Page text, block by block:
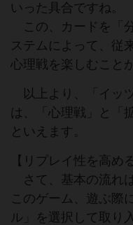
いった具合ですね。
この、カードを「
ステムによって、従
心理戦を楽しむこと
以上より、「イッ
は、「心理戦」と「
といえます。
【リプレイ性を高め
さて、基本の流れ
このゲーム、遊ぶ際
ル」を選択して取り